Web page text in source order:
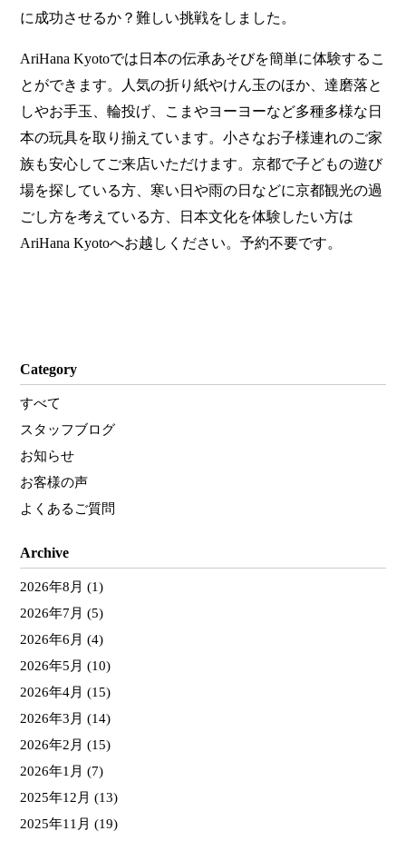
に成功させるか？難しい挑戦をしました。
AriHana Kyotoでは日本の伝承あそびを簡単に体験するこ
とができます。人気の折り紙やけん玉のほか、達磨落と
しやお手玉、輪投げ、こまやヨーヨーなど多種多様な日
本の玩具を取り揃えています。小さなお子様連れのご家
族も安心してご来店いただけます。京都で子どもの遊び
場を探している方、寒い日や雨の日などに京都観光の過
ごし方を考えている方、日本文化を体験したい方は
AriHana Kyotoへお越しください。予約不要です。
Category
すべて
スタッフブログ
お知らせ
お客様の声
よくあるご質問
Archive
2026年8月 (1)
2026年7月 (5)
2026年6月 (4)
2026年5月 (10)
2026年4月 (15)
2026年3月 (14)
2026年2月 (15)
2026年1月 (7)
2025年12月 (13)
2025年11月 (19)